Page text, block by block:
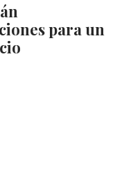
para un